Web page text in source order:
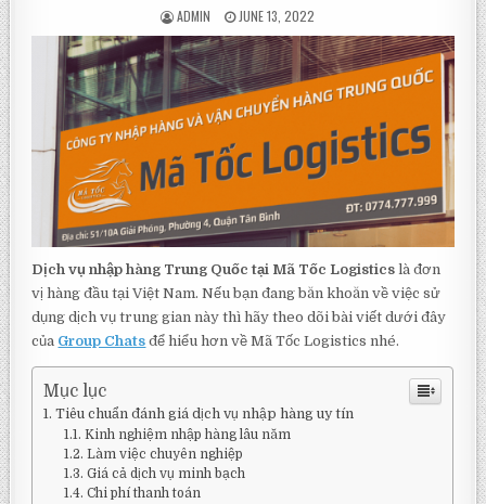
POSTED
BY
ADMIN
POSTED
ON
JUNE 13, 2022
Dịch vụ nhập hàng Trung Quốc tại Mã Tốc Logistics là đơn
vị hàng đầu tại Việt Nam. Nếu bạn đang băn khoăn về việc sử
dụng dịch vụ trung gian này thì hãy theo dõi bài viết dưới đây
của Group Chats để hiểu hơn về Mã Tốc Logistics nhé.
Mục lục
Tiêu chuẩn đánh giá dịch vụ nhập hàng uy tín
Kinh nghiệm nhập hàng lâu năm
Làm việc chuyên nghiệp
Giá cả dịch vụ minh bạch
Chi phí thanh toán